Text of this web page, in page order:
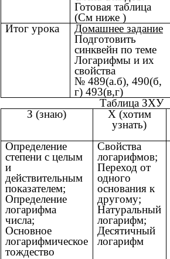
Готовая таблица
(См ниже )
Итог урока
Домашнее задание
Подготовить
синквейн по теме
Логарифмы и их
свойства
№ 489(а.б), 490(б,
г) 493(в,г)
Таблица ЗХУ
З (знаю)
Х (хотим
узнать)
Определение
степени с целым
и
действительным
показателем;
Определение
логарифма
числа;
Основное
логарифмическое
тождество
Свойства
логарифмов;
Переход от
одного
основания к
другому;
Натуральный
логарифм;
Десятичный
логарифм